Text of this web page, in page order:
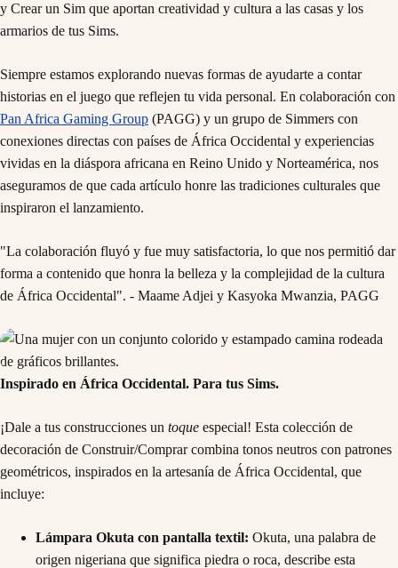
y Crear un Sim que aportan creatividad y cultura a las casas y los
armarios de tus Sims.
Siempre estamos explorando nuevas formas de ayudarte a contar
historias en el juego que reflejen tu vida personal. En colaboración con
Pan Africa Gaming Group (PAGG) y un grupo de Simmers con
conexiones directas con países de África Occidental y experiencias
vividas en la diáspora africana en Reino Unido y Norteamérica, nos
aseguramos de que cada artículo honre las tradiciones culturales que
inspiraron el lanzamiento.
"La colaboración fluyó y fue muy satisfactoria, lo que nos permitió dar
forma a contenido que honra la belleza y la complejidad de la cultura
de África Occidental". - Maame Adjei y Kasyoka Mwanzia, PAGG
Inspirado en África Occidental. Para tus Sims.
¡Dale a tus construcciones un toque especial! Esta colección de
decoración de Construir/Comprar combina tonos neutros con patrones
geométricos, inspirados en la artesanía de África Occidental, que
incluye:
Lámpara Okuta con pantalla textil: Okuta, una palabra de
origen nigeriana que significa piedra o roca, describe esta